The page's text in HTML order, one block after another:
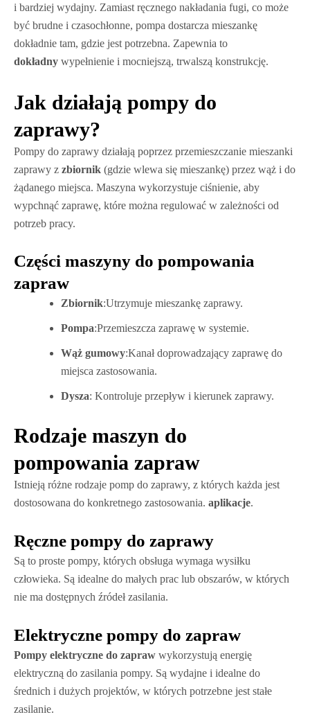
i bardziej wydajny. Zamiast ręcznego nakładania fugi, co może
być brudne i czasochłonne, pompa dostarcza mieszankę
dokładnie tam, gdzie jest potrzebna. Zapewnia to
dokładny wypełnienie i mocniejszą, trwalszą konstrukcję.
Jak działają pompy do
zaprawy?
Pompy do zaprawy działają poprzez przemieszczanie mieszanki
zaprawy z zbiornik (gdzie wlewa się mieszankę) przez wąż i do
żądanego miejsca. Maszyna wykorzystuje ciśnienie, aby
wypchnąć zaprawę, które można regulować w zależności od
potrzeb pracy.
Części maszyny do pompowania
zapraw
Zbiornik:Utrzymuje mieszankę zaprawy.
Pompa:Przemieszcza zaprawę w systemie.
Wąż gumowy:Kanał doprowadzający zaprawę do
miejsca zastosowania.
Dysza: Kontroluje przepływ i kierunek zaprawy.
Rodzaje maszyn do
pompowania zapraw
Istnieją różne rodzaje pomp do zaprawy, z których każda jest
dostosowana do konkretnego zastosowania. aplikacje.
Ręczne pompy do zaprawy
Są to proste pompy, których obsługa wymaga wysiłku
człowieka. Są idealne do małych prac lub obszarów, w których
nie ma dostępnych źródeł zasilania.
Elektryczne pompy do zapraw
Pompy elektryczne do zapraw wykorzystują energię
elektryczną do zasilania pompy. Są wydajne i idealne do
średnich i dużych projektów, w których potrzebne jest stałe
zasilanie.